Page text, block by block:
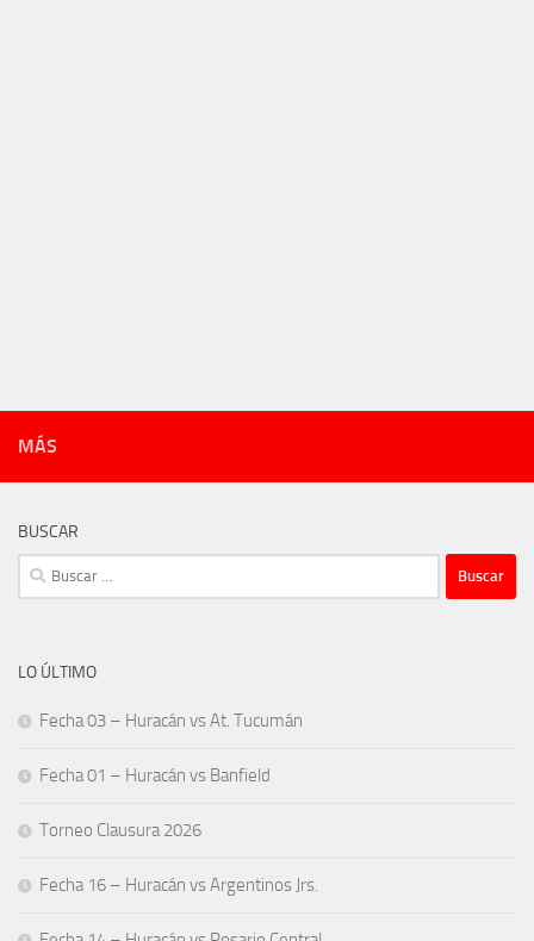
MÁS
BUSCAR
Buscar:
LO ÚLTIMO
Fecha 03 – Huracán vs At. Tucumán
Fecha 01 – Huracán vs Banfield
Torneo Clausura 2026
Fecha 16 – Huracán vs Argentinos Jrs.